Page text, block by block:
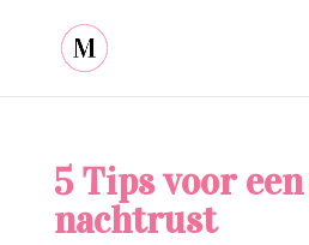
5 Tips voor
nachtrust